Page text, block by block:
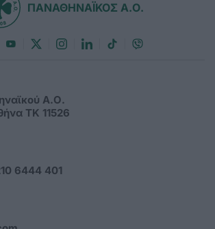
ΠΑΝΑΘΗΝΑΪΚΟΣ Α.Ο.
Α.Ο.
ΤΚ 11526
6444 401